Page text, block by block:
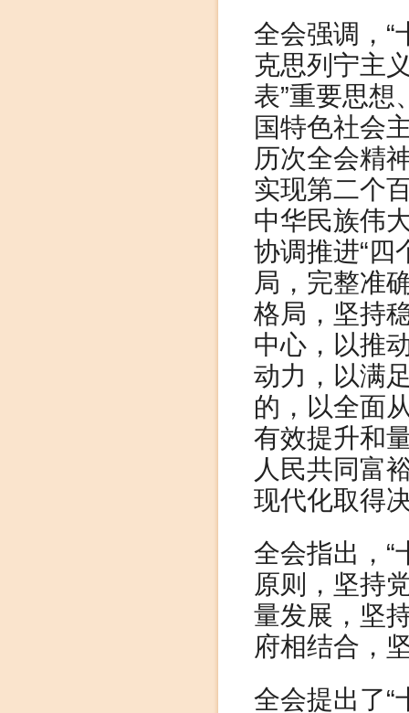
全会强调，“
克思列宁主
表”重要思想
国特色社会
历次全会精
实现第二个
中华民族伟
协调推进“四
局，完整准
格局，坚持
中心，以推
动力，以满
的，以全面
有效提升和
人民共同富
现代化取得
全会指出，“
原则，坚持
量发展，坚
府相结合，
全会提出了“